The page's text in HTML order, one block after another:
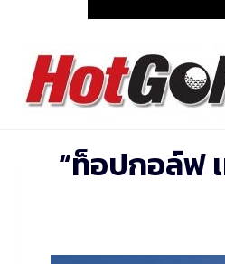
content
“ท็อปกอล์ฟ